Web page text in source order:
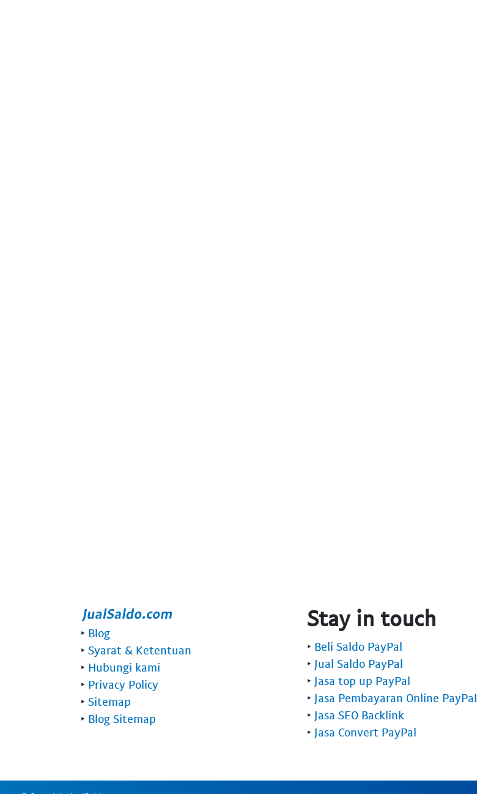
‣ Blog
‣ Syarat & Ketentuan
‣ Hubungi kami
‣ Privacy Policy
‣ Sitemap
‣ Blog Sitemap
Stay in touch
‣ Beli Saldo PayPal
‣ Jual Saldo PayPal
‣ Jasa top up PayPal
‣ Jasa Pembayaran Online PayPal
‣ Jasa SEO Backlink
‣ Jasa Convert PayPal